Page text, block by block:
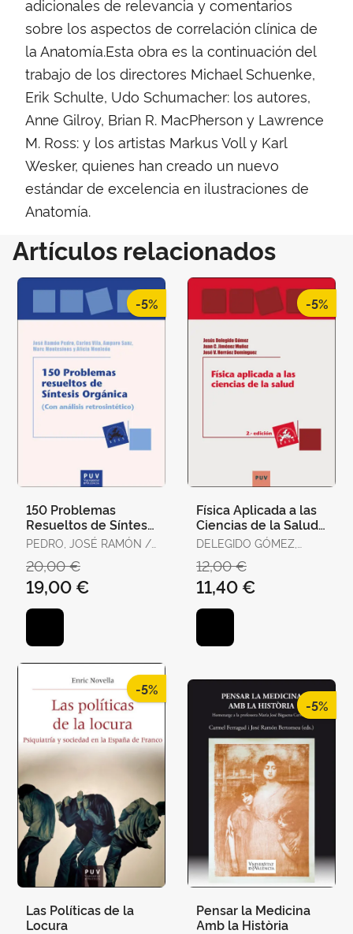
adicionales de relevancia y comentarios
sobre los aspectos de correlación clínica de
la Anatomía.Esta obra es la continuación del
trabajo de los directores Michael Schuenke,
Erik Schulte, Udo Schumacher: los autores,
Anne Gilroy, Brian R. MacPherson y Lawrence
M. Ross: y los artistas Markus Voll y Karl
Wesker, quienes han creado un nuevo
estándar de excelencia en ilustraciones de
Anatomía.
Artículos relacionados
-5%
150 Problemas
Resueltos de Síntesis
Orgánica (Con
Análisis
Retrosintético)
PEDRO, JOSÉ RAMÓN /
AMPARO /
MONTESINOS, MARC /
MONLEÓN, ALICIA
20,00 €
19,00 €
-5%
Física Aplicada a las
Ciencias de la Salud
(2ª Edición)
DELEGIDO GÓMEZ,
MUÑOZ, JUAN C. /
HERRÁEZ DOMÍNGUEZ,
JOSÉ V.
12,00 €
11,40 €
-5%
Las Políticas de la
Locura
-5%
Pensar la Medicina
Amb la Història